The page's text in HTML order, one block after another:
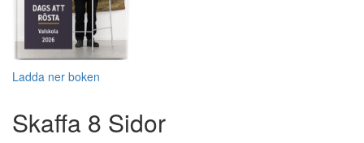
Ladda ner boken
Skaffa 8 Sidor